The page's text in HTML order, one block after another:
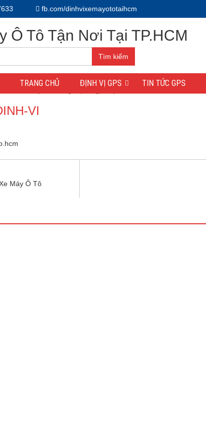
fb.com/dinhvixemayototaihcm
Tìm kiếm
TRANG CHỦ ĐỊNH VỊ GPS TIN TỨC GPS
Vị Xe Máy Ô Tô
VI
Máy Ô Tô